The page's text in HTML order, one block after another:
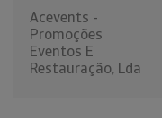
Acevents -
Promoções
Eventos E
Restauração, Lda